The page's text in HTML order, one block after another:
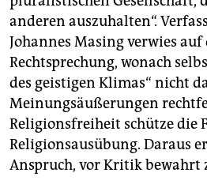
anderen auszuhalten“.
Johannes Masing verwies
Rechtsprechung, wonach
des geistigen Klimas“ nicht
Meinungsäußerungen
Religionsfreiheit schütze die
Religionsausübung. Daraus
Anspruch, vor Kritik bewahrt